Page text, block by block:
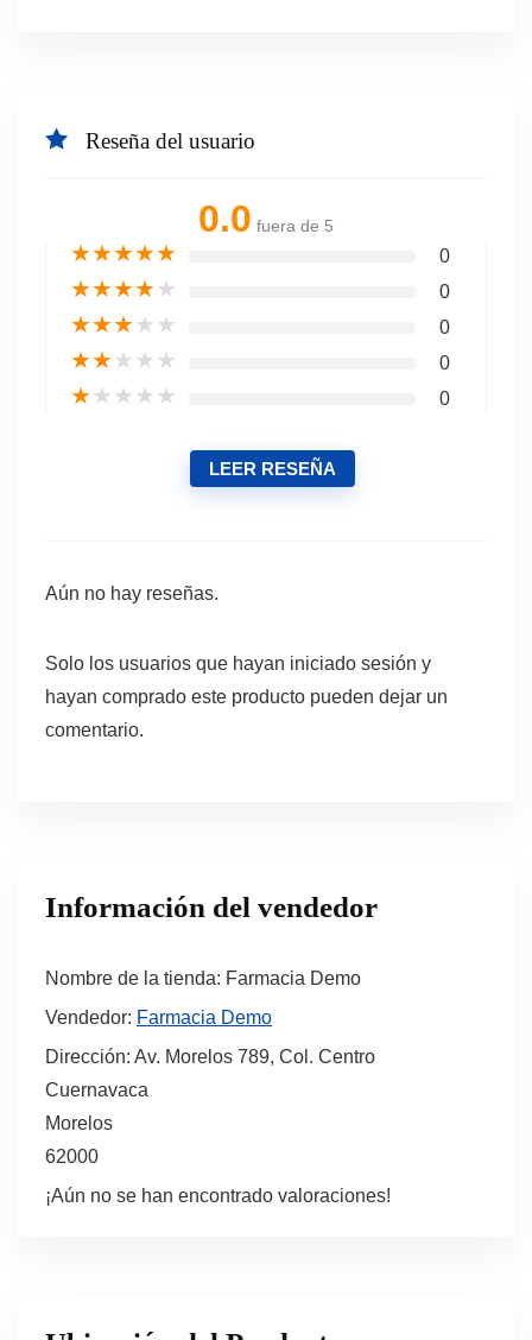
Reseña del usuario
0.0 fuera de 5
★★★★★ 0
★★★★★ 0
★★★★★ 0
★★★★★ 0
★★★★★ 0
LEER RESEÑA
Aún no hay reseñas.
Solo los usuarios que hayan iniciado sesión y
hayan comprado este producto pueden dejar un
comentario.
Información del vendedor
Nombre de la tienda: Farmacia Demo
Vendedor: Farmacia Demo
Dirección: Av. Morelos 789, Col. Centro
Cuernavaca
Morelos
62000
¡Aún no se han encontrado valoraciones!